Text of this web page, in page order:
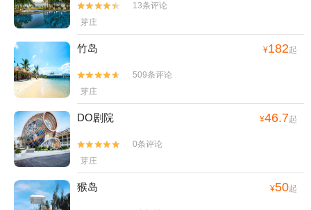


13条评论
芽庄
竹岛 ¥182起


509条评论
芽庄
DO剧院 ¥46.7起


0条评论
芽庄
猴岛 ¥50起